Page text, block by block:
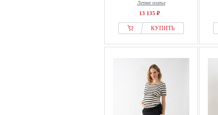
Летнее платье
13 135 ₽
КУПИТЬ